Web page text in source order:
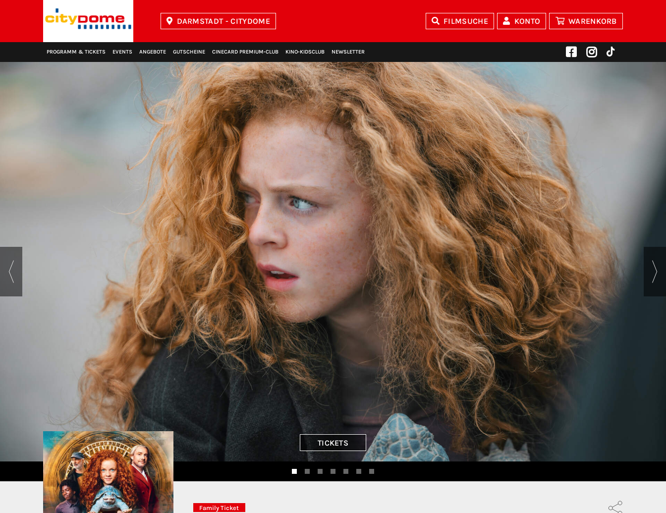
DARMSTADT - CITYDOME FILMSUCHE KONTO WARENKORB
PROGRAMM & TICKETS EVENTS ANGEBOTE GUTSCHEINE CINECARD PREMIUM‑CLUB KINO‑KIDSCLUB NEWSLETTER
TICKETS
Family Ticket